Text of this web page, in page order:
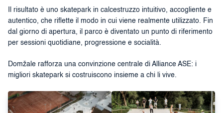
Il risultato è uno skatepark in calcestruzzo intuitivo, accogliente e
autentico, che riflette il modo in cui viene realmente utilizzato. Fin
dal giorno di apertura, il parco è diventato un punto di riferimento
per sessioni quotidiane, progressione e socialità.
Domžale rafforza una convinzione centrale di Alliance ASE: i
migliori skatepark si costruiscono insieme a chi li vive.